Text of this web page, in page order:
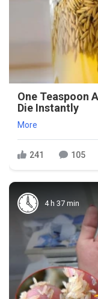
One Teaspoon
Die Instantly
More
241 105
4 h 37 min